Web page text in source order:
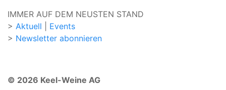
IMMER AUF DEM NEUSTEN STAND
> Aktuell
Events
> Newsletter abonnieren
© 2026 Keel-Weine AG